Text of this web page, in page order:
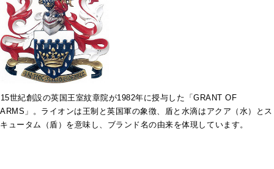
15世紀創設の英国王室紋章院が1982年に授与した「GRANT OF
ARMS」。ライオンは王制と英国軍の象徴、盾と水滴はアクア（水）とス
キュータム（盾）を意味し、ブランド名の由来を体現しています。